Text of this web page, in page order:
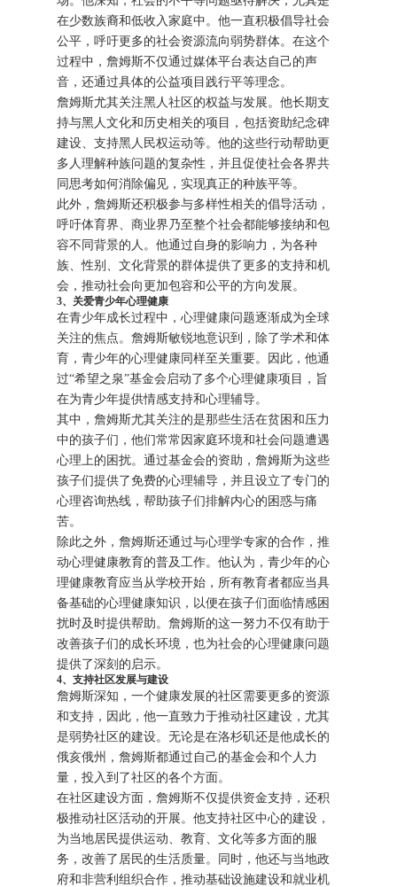
在少数族裔和低收入家庭中。他一直积极倡导社会
公平，呼吁更多的社会资源流向弱势群体。在这个
过程中，詹姆斯不仅通过媒体平台表达自己的声
音，还通过具体的公益项目践行平等理念。
詹姆斯尤其关注黑人社区的权益与发展。他长期支
持与黑人文化和历史相关的项目，包括资助纪念碑
建设、支持黑人民权运动等。他的这些行动帮助更
多人理解种族问题的复杂性，并且促使社会各界共
同思考如何消除偏见，实现真正的种族平等。
此外，詹姆斯还积极参与多样性相关的倡导活动，
呼吁体育界、商业界乃至整个社会都能够接纳和包
容不同背景的人。他通过自身的影响力，为各种
族、性别、文化背景的群体提供了更多的支持和机
会，推动社会向更加包容和公平的方向发展。
3、关爱青少年心理健康
在青少年成长过程中，心理健康问题逐渐成为全球
关注的焦点。詹姆斯敏锐地意识到，除了学术和体
育，青少年的心理健康同样至关重要。因此，他通
过“希望之泉”基金会启动了多个心理健康项目，旨
在为青少年提供情感支持和心理辅导。
其中，詹姆斯尤其关注的是那些生活在贫困和压力
中的孩子们，他们常常因家庭环境和社会问题遭遇
心理上的困扰。通过基金会的资助，詹姆斯为这些
孩子们提供了免费的心理辅导，并且设立了专门的
心理咨询热线，帮助孩子们排解内心的困惑与痛
苦。
除此之外，詹姆斯还通过与心理学专家的合作，推
动心理健康教育的普及工作。他认为，青少年的心
理健康教育应当从学校开始，所有教育者都应当具
备基础的心理健康知识，以便在孩子们面临情感困
扰时及时提供帮助。詹姆斯的这一努力不仅有助于
改善孩子们的成长环境，也为社会的心理健康问题
提供了深刻的启示。
4、支持社区发展与建设
詹姆斯深知，一个健康发展的社区需要更多的资源
和支持，因此，他一直致力于推动社区建设，尤其
是弱势社区的建设。无论是在洛杉矶还是他成长的
俄亥俄州，詹姆斯都通过自己的基金会和个人力
量，投入到了社区的各个方面。
在社区建设方面，詹姆斯不仅提供资金支持，还积
极推动社区活动的开展。他支持社区中心的建设，
为当地居民提供运动、教育、文化等多方面的服
务，改善了居民的生活质量。同时，他还与当地政
府和非营利组织合作，推动基础设施建设和就业机